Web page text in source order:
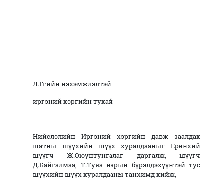
Л.Ггийн нэхэмжлэлтэй
иргэний хэргийн тухай
Нийслэлийн Иргэний хэргийн давж заалдах
шатны шүүхийн шүүх хуралдааныг Ерөнхий
шүүгч Ж.Оюунтунгалаг даргалж, шүүгч
Д.Байгалмаа, Т.Туяа нарын бүрэлдэхүүнтэй тус
шүүхийн шүүх хуралдааны танхимд хийж,